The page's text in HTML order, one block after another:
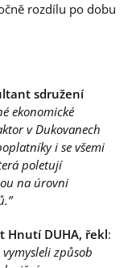
rozdílu po dobu
sdružení
ekonomické
v Dukovanech
i se všemi
poletují
na úrovni
.”
Hnutí DUHA, řekl:
způsob